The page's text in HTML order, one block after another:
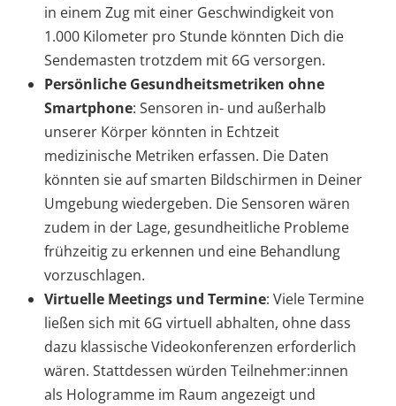
in einem Zug mit einer Geschwindigkeit von
1.000 Kilometer pro Stunde könnten Dich die
Sendemasten trotzdem mit 6G versorgen.
Persönliche Gesundheitsmetriken ohne
Smartphone: Sensoren in- und außerhalb
unserer Körper könnten in Echtzeit
medizinische Metriken erfassen. Die Daten
könnten sie auf smarten Bildschirmen in Deiner
Umgebung wiedergeben. Die Sensoren wären
zudem in der Lage, gesundheitliche Probleme
frühzeitig zu erkennen und eine Behandlung
vorzuschlagen.
Virtuelle Meetings und Termine: Viele Termine
ließen sich mit 6G virtuell abhalten, ohne dass
dazu klassische Videokonferenzen erforderlich
wären. Stattdessen würden Teilnehmer:innen
als Hologramme im Raum angezeigt und